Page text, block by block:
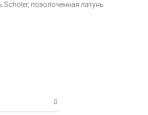
Schоler, позолоченная латунь